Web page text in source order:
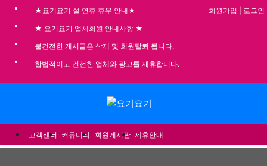
★요기요기 설 연휴 휴무 안내★
★ 요기요기 업체회원 안내사항 ★
불건전한 게시글은 삭제 및 회원탈퇴 됩니다.
합법적이고 건전한 업체와 광고를 제휴합니다.
회원가입 로그인
고객센터 커뮤니티 회원게시판 제휴안내